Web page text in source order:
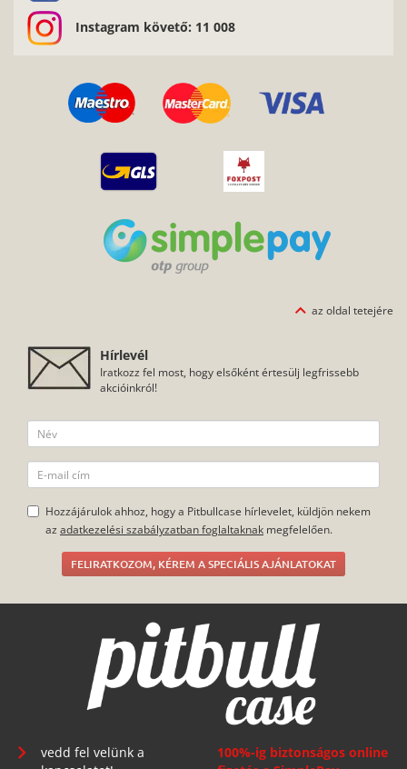
Instagram követő: 11 008
az oldal tetejére
Hírlevél
Iratkozz fel most, hogy elsőként értesülj legfrissebb
akcióinkról!
Hozzájárulok ahhoz, hogy a Pitbullcase hírlevelet, küldjön nekem
az adatkezelési szabályzatban foglaltaknak megfelelően.
FELIRATKOZOM, KÉREM A SPECIÁLIS AJÁNLATOKAT
vedd fel velünk a
100%-ig biztonságos online